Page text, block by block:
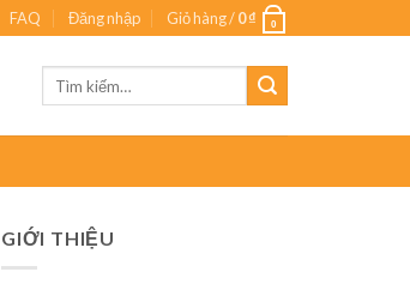
FAQ Đăng nhập Giỏ hàng /0₫ 0
GIỚI THIỆU